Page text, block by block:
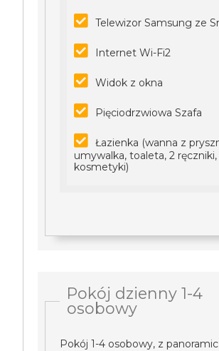
Telewizor Samsung ze
Internet Wi-Fi2
Widok z okna
Pięciodrzwiowa Szafa
Łazienka (wanna z
umywalka, toaleta, 2 ręczniki,
kosmetyki)
Pokój dzienny 1-4
osobowy
Pokój 1-4 osobowy, z